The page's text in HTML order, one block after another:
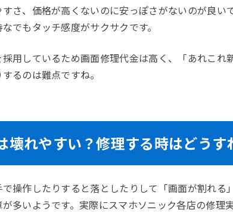
さ、価格が高くないのに安っぽさがないのが良い
でもタッチ感度がサクサクです。
用しているため画面修理代金は高く、「あれこれ
るのは難点ですね。
れやすい？修理する時はどうす
操作したりすると落としたりして「画面が割れる
多いようです。実際にスマホソニック各店の修理